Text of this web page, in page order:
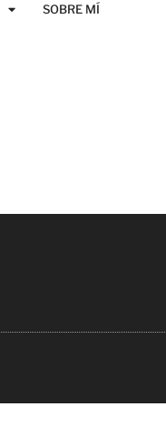
SOBRE MÍ